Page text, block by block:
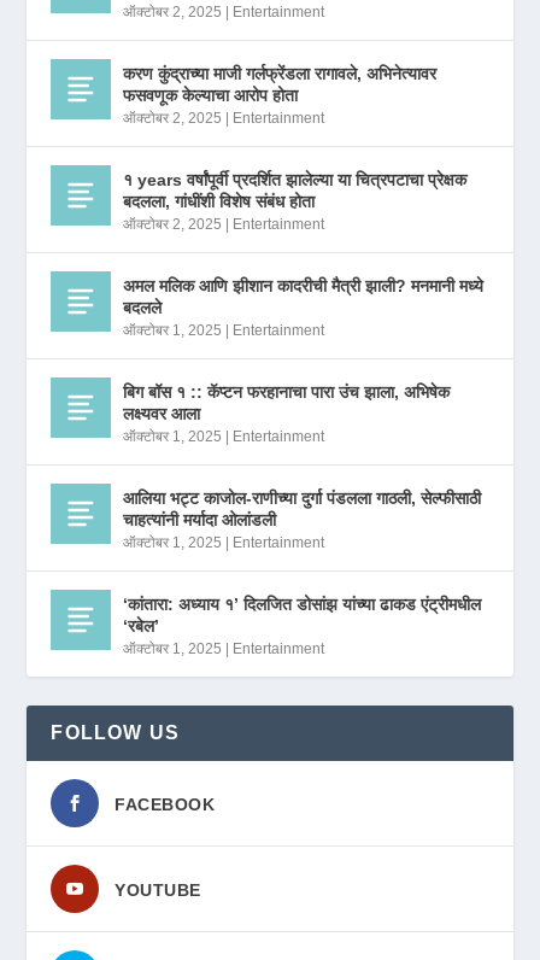
ऑक्टोबर 2, 2025 | Entertainment
करण कुंद्राच्या माजी गर्लफ्रेंडला रागावले, अभिनेत्यावर
फसवणूक केल्याचा आरोप होता
ऑक्टोबर 2, 2025 | Entertainment
१ years वर्षांपूर्वी प्रदर्शित झालेल्या या चित्रपटाचा प्रेक्षक
बदलला, गांधींशी विशेष संबंध होता
ऑक्टोबर 2, 2025 | Entertainment
अमल मलिक आणि झीशान कादरीची मैत्री झाली? मनमानी मध्ये
बदलले
ऑक्टोबर 1, 2025 | Entertainment
बिग बॉस १ :: कॅप्टन फरहानाचा पारा उंच झाला, अभिषेक
लक्ष्यवर आला
ऑक्टोबर 1, 2025 | Entertainment
आलिया भट्ट काजोल-राणीच्या दुर्गा पंडलला गाठली, सेल्फीसाठी
चाहत्यांनी मर्यादा ओलांडली
ऑक्टोबर 1, 2025 | Entertainment
‘कांतारा: अध्याय १’ दिलजित डोसांझ यांच्या ढाकड एंट्रीमधील
‘रबेल’
ऑक्टोबर 1, 2025 | Entertainment
FOLLOW US
FACEBOOK
YOUTUBE